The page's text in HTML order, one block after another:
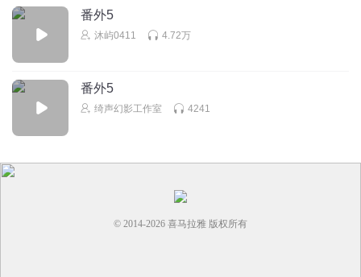
番外5
沐屿0411 4.72万
番外5
绮声幻影工作室 4241
© 2014-2026 喜马拉雅 版权所有